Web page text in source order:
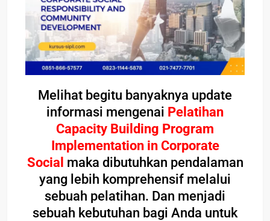
Melihat begitu banyaknya update
informasi mengenai Pelatihan
Capacity Building Program
Implementation in Corporate
Social maka dibutuhkan pendalaman
yang lebih komprehensif melalui
sebuah pelatihan. Dan menjadi
sebuah kebutuhan bagi Anda untuk